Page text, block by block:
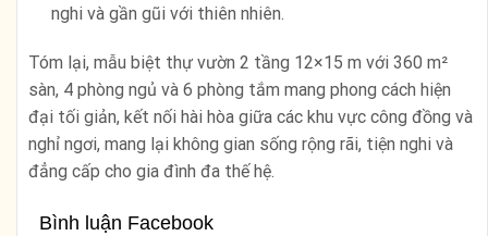
nghi và gần gũi với thiên nhiên.
Tóm lại, mẫu biệt thự vườn 2 tầng 12×15 m với 360 m²
sàn, 4 phòng ngủ và 6 phòng tắm mang phong cách hiện
đại tối giản, kết nối hài hòa giữa các khu vực công đồng và
nghỉ ngơi, mang lại không gian sống rộng rãi, tiện nghi và
đẳng cấp cho gia đình đa thế hệ.
Bình luận Facebook